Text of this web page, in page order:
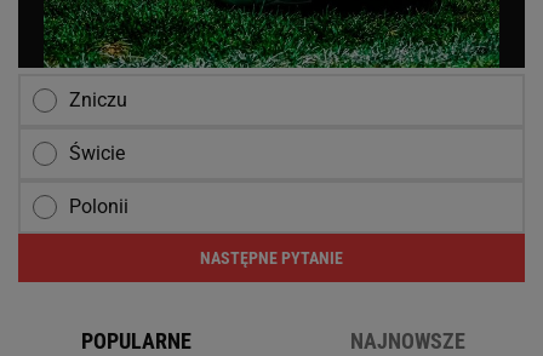
Zniczu
Świcie
Polonii
NASTĘPNE PYTANIE
POPULARNE NAJNOWSZE